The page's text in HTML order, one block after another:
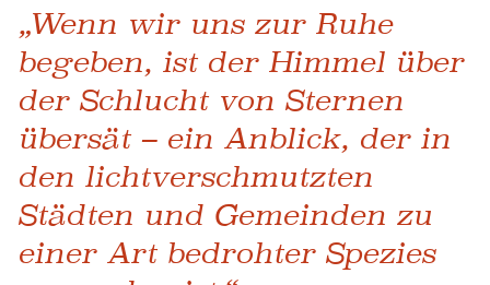
„Wenn wir uns zur Ruhe
begeben, ist der Himmel über
der Schlucht von Sternen
übersät – ein Anblick, der in
den lichtverschmutzten
Städten und Gemeinden zu
einer Art bedrohter Spezies